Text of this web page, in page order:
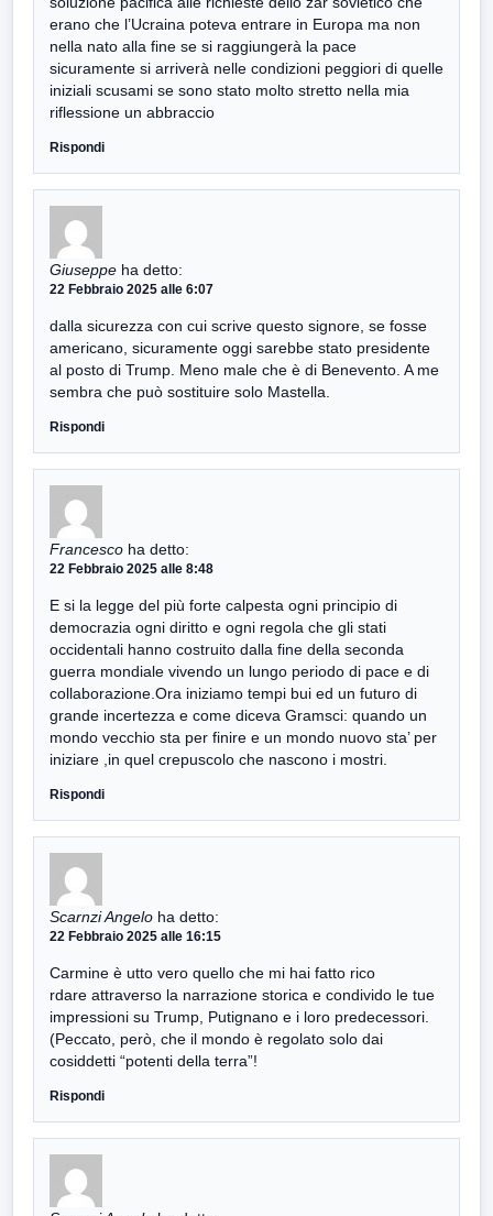
erano che l’Ucraina poteva entrare in Europa ma non
nella nato alla fine se si raggiungerà la pace
sicuramente si arriverà nelle condizioni peggiori di quelle
iniziali scusami se sono stato molto stretto nella mia
riflessione un abbraccio
Rispondi
Giuseppe ha detto:
22 Febbraio 2025 alle 6:07
dalla sicurezza con cui scrive questo signore, se fosse
americano, sicuramente oggi sarebbe stato presidente
al posto di Trump. Meno male che è di Benevento. A me
sembra che può sostituire solo Mastella.
Rispondi
Francesco ha detto:
22 Febbraio 2025 alle 8:48
E si la legge del più forte calpesta ogni principio di
democrazia ogni diritto e ogni regola che gli stati
occidentali hanno costruito dalla fine della seconda
guerra mondiale vivendo un lungo periodo di pace e di
collaborazione.Ora iniziamo tempi bui ed un futuro di
grande incertezza e come diceva Gramsci: quando un
mondo vecchio sta per finire e un mondo nuovo sta’ per
iniziare ,in quel crepuscolo che nascono i mostri.
Rispondi
Scarnzi Angelo ha detto:
22 Febbraio 2025 alle 16:15
Carmine è utto vero quello che mi hai fatto rico
rdare attraverso la narrazione storica e condivido le tue
impressioni su Trump, Putignano e i loro predecessori.
(Peccato, però, che il mondo è regolato solo dai
cosiddetti “potenti della terra”!
Rispondi